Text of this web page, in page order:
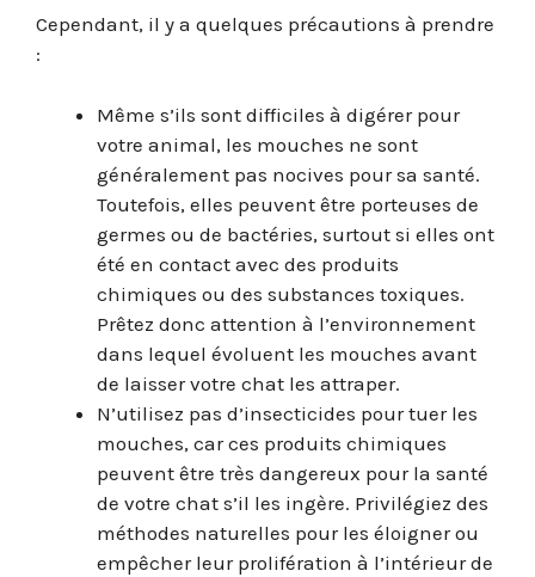
Cependant, il y a quelques précautions à prendre
:
Même s’ils sont difficiles à digérer pour
votre animal, les mouches ne sont
généralement pas nocives pour sa santé.
Toutefois, elles peuvent être porteuses de
germes ou de bactéries, surtout si elles ont
été en contact avec des produits
chimiques ou des substances toxiques.
Prêtez donc attention à l’environnement
dans lequel évoluent les mouches avant
de laisser votre chat les attraper.
N’utilisez pas d’insecticides pour tuer les
mouches, car ces produits chimiques
peuvent être très dangereux pour la santé
de votre chat s’il les ingère. Privilégiez des
méthodes naturelles pour les éloigner ou
empêcher leur prolifération à l’intérieur de